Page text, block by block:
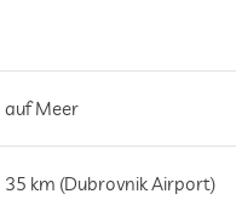
auf Meer
35 km (Dubrovnik Airport)